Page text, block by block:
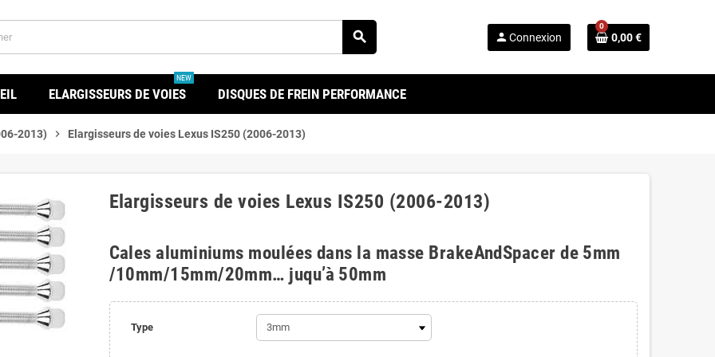
search person Connexion
0
0,00 €
ELARGISSEURS DE VOIES
NEW
DISQUES DE FREIN PERFORMANCE
2013) chevron_right Elargisseurs de voies Lexus IS250 (2006-2013)
Elargisseurs de voies Lexus IS250 (2006-2013)
Cales aluminiums moulées dans la masse BrakeAndSpacer de 5mm
/10mm/15mm/20mm… juqu’à 50mm
Type